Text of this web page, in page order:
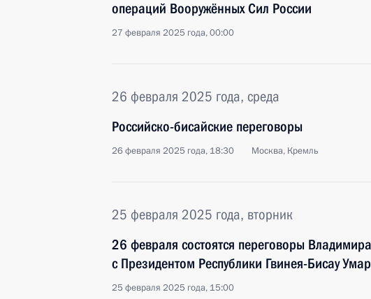
операций Вооружённых Сил России
27 февраля 2025 года, 00:00
26 февраля 2025 года, среда
Российско-бисайские переговоры
26 февраля 2025 года, 18:30 Москва, Кремль
25 февраля 2025 года, вторник
26 февраля состоятся переговоры
с Президентом Республики Гвинея-Бисау
25 февраля 2025 года, 15:00